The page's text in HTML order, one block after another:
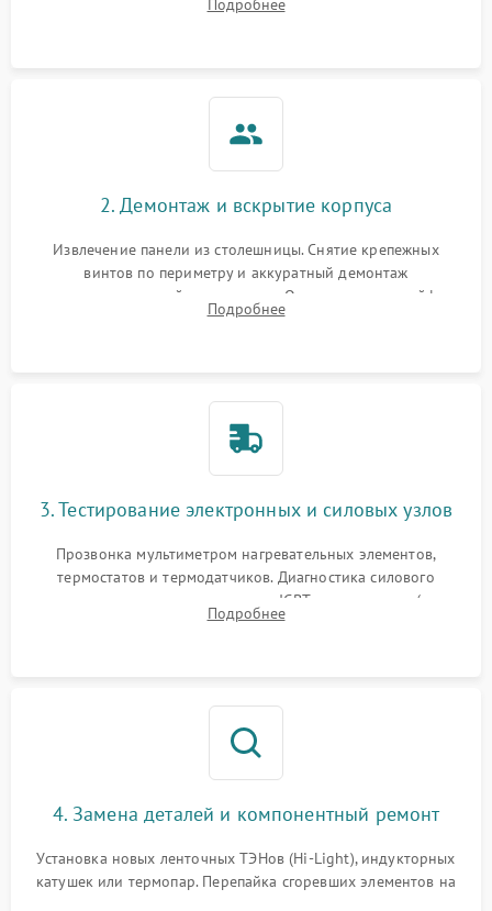
клиента о симптомах (не включается, не видит посуду,
Подробнее
2. Демонтаж и вскрытие корпуса
Извлечение панели из столешницы. Снятие крепежных
винтов по периметру и аккуратный демонтаж
стеклокерамической поверхности. Отсоединение шлейфов
сенсорного блока для доступа к силовым платам, катушкам
Подробнее
3. Тестирование электронных и силовых узлов
Прозвонка мультиметром нагревательных элементов,
термостатов и термодатчиков. Диагностика силового
модуля, реле, диодных мостов и IGBT-транзисторов (для
индукции). Проверка кранов и газ-контроля (для газовых
Подробнее
4. Замена деталей и компонентный ремонт
Установка новых ленточных ТЭНов (Hi-Light), индукторных
катушек или термопар. Перепайка сгоревших элементов на